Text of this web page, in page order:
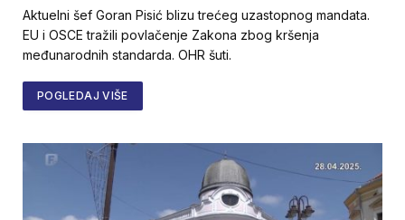
Aktuelni šef Goran Pisić blizu trećeg uzastopnog mandata.
EU i OSCE tražili povlačenje Zakona zbog kršenja
međunarodnih standarda. OHR šuti.
POGLEDAJ VIŠE